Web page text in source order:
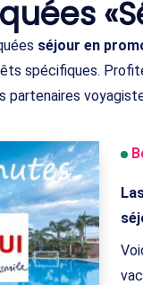
séjour en
spécifiques.
partenaires